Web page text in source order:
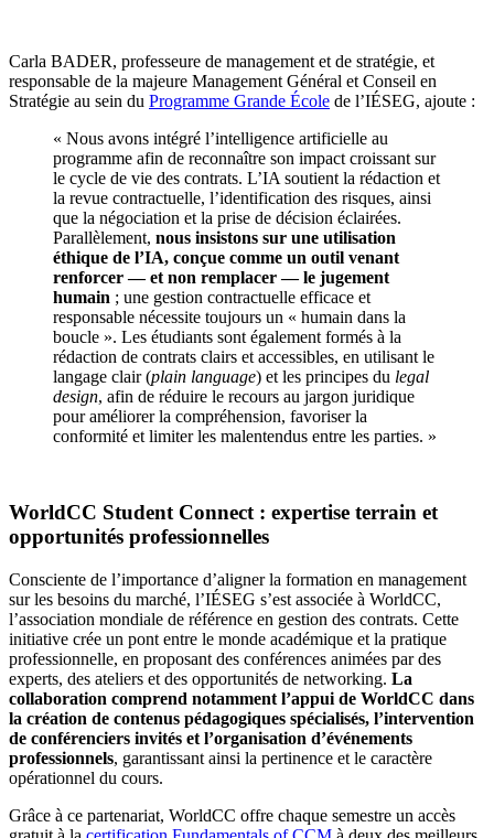
Carla BADER, professeure de management et de stratégie, et
responsable de la majeure Management Général et Conseil en
Stratégie au sein du Programme Grande École de l’IÉSEG, ajoute :
« Nous avons intégré l’intelligence artificielle au
programme afin de reconnaître son impact croissant sur
le cycle de vie des contrats. L’IA soutient la rédaction et
la revue contractuelle, l’identification des risques, ainsi
que la négociation et la prise de décision éclairées.
Parallèlement, nous insistons sur une utilisation
éthique de l’IA, conçue comme un outil venant
renforcer — et non remplacer — le jugement
humain ; une gestion contractuelle efficace et
responsable nécessite toujours un « humain dans la
boucle ». Les étudiants sont également formés à la
rédaction de contrats clairs et accessibles, en utilisant le
langage clair (plain language) et les principes du legal
design, afin de réduire le recours au jargon juridique
pour améliorer la compréhension, favoriser la
conformité et limiter les malentendus entre les parties. »
WorldCC Student Connect : expertise terrain et
opportunités professionnelles
Consciente de l’importance d’aligner la formation en management
sur les besoins du marché, l’IÉSEG s’est associée à WorldCC,
l’association mondiale de référence en gestion des contrats. Cette
initiative crée un pont entre le monde académique et la pratique
professionnelle, en proposant des conférences animées par des
experts, des ateliers et des opportunités de networking. La
collaboration comprend notamment l’appui de WorldCC dans
la création de contenus pédagogiques spécialisés, l’intervention
de conférenciers invités et l’organisation d’événements
professionnels, garantissant ainsi la pertinence et le caractère
opérationnel du cours.
Grâce à ce partenariat, WorldCC offre chaque semestre un accès